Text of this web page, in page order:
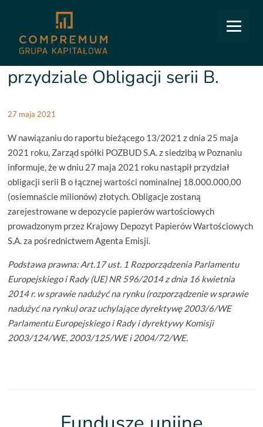
Relacje inwestorskie
14/2021: Informacja o
przydziale Obligacji serii B.
27 maja 2021
W nawiązaniu do raportu bieżącego 13/2021 z dnia 25 maja
2021 roku, Zarząd spółki POZBUD S.A. z siedzibą w Poznaniu
informuje, że w dniu 27 maja 2021 roku nastąpił przydział
obligacji serii B o łącznej wartości nominalnej 18.000.000,00
(osiemnaście milionów) złotych. Obligacje zostaną
zarejestrowane w depozycie papierów wartościowych
prowadzonym przez Krajowy Depozyt Papierów Wartościowych
S.A. za pośrednictwem Agenta Emisji.
Podstawa prawna: Art.17 ust. 1 Rozporządzenia Parlamentu
Europejskiego i Rady (UE) NR 596/2014 z dnia 16 kwietnia
2014 r. w sprawie nadużyć na rynku (rozporządzenie w sprawie
nadużyć na rynku) oraz uchylające dyrektywę 2003/6/WE
Parlamentu Europejskiego i Rady i dyrektywy Komisji
2003/124/WE, 2003/125/WE i 2004/72/WE.